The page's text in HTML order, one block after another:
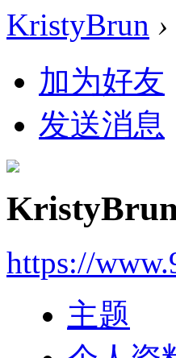
KristyBrun ›
加为好友
发送消息
https://
主题